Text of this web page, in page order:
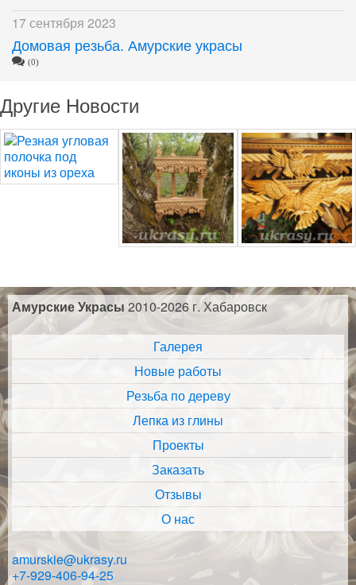
17 сентября 2023
Домовая резьба. Амурские украсы
(0)
Другие Новости
Амурские Украсы 2010-2026 г. Хабаровск
Галерея
Новые работы
Резьба по дереву
Лепка из глины
Проекты
Заказать
Отзывы
О нас
amurskie@ukrasy.ru
+7-929-406-94-25